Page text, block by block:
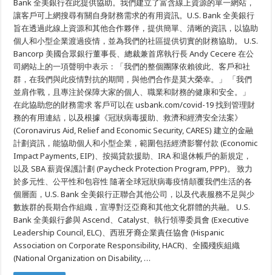
美
銀
行
在
COVID-
疫
情
期
間
提
供
財
務
支
援，
並
展
現
多
元
性、
公
平
性
和
包
容
Bank 全美銀行在此提供協助。我們建立了富含線上資源的單一網站，
讓客戶可上網搜尋有關自身財務需求的有用資訊。U.S. Bank 全美銀行
旨在透過此線上資源和其他合作夥伴，提供簡單、清晰的資訊，以協助
個人和小型企業渡過疫情，並為我們的社區提供切實的財務協助。 U.S.
Bancorp 美國合眾銀行董事長、總裁兼首席執行長 Andy Cecere 在公
司網站上的一項聲明中表示：「我們的整個團隊依賴彼此、客戶和社
群，在我們與此疫情對抗的期間，與他們合作是莫大榮幸。」 「我們
並肩作戰，且專注於保障大家的個人、職業和財務的健康和安全。」
在此協助您的財務需求 客戶可以在 usbank.com/covid-19 找到管理財
務的有用連結，以及根據《冠狀病毒援助、救濟和經濟安全法案》
(Coronavirus Aid, Relief and Economic Security, CARES) 建立的金融
計劃資訊，能協助個人和小型企業，範圍包括經濟影響付款 (Economic
Impact Payments, EIP)、按揭貸款援助、IRA 和退休帳戶的新規定，
以及 SBA 薪資保護計劃 (Paycheck Protection Program, PPP)。 致力
於多元性、公平性和包容性 隨著全球冠狀病毒疫情顛覆我們生活的各
個層面，U.S. Bank 全美銀行正聯合其他公司，以及代表服務不足與少
數族群的長期合作組織，宣導對泛亞裔和其他文化群體的共融。 U.S.
Bank 全美銀行參與 Ascend、Catalyst、執行領導委員會 (Executive
Leadership Council, ELC)、西班牙裔企業責任協會 (Hispanic
Association on Corporate Responsibility, HACR)、全國殘疾組織
(National Organization on Disability, …